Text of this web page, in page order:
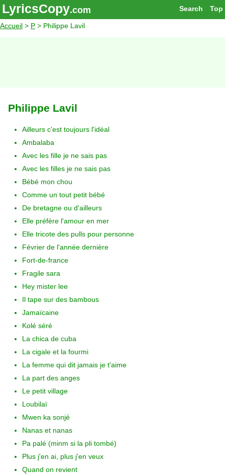
Top
Search
LyricsCopy.com
Accueil > P > Philippe Lavil
Philippe Lavil
Ailleurs c'est toujours l'idéal
Ambalaba
Avec les fille je ne sais pas
Avec les filles je ne sais pas
Bébé mon chou
Comme un tout petit bébé
De bretagne ou d'ailleurs
Elle préfère l'amour en mer
Elle tricote des pulls pour personne
Février de l'année dernière
Fort-de-france
Fragile sara
Hey mister lee
Il tape sur des bambous
Jamaïcaine
Kolé séré
La chica de cuba
La cigale et la fourmi
La femme qui dit jamais je t'aime
La part des anges
Le petit village
Loubilaï
Mwen ka sonjé
Nanas et nanas
Pa palé (minm si la pli tombé)
Plus j'en ai, plus j'en veux
Quand on revient